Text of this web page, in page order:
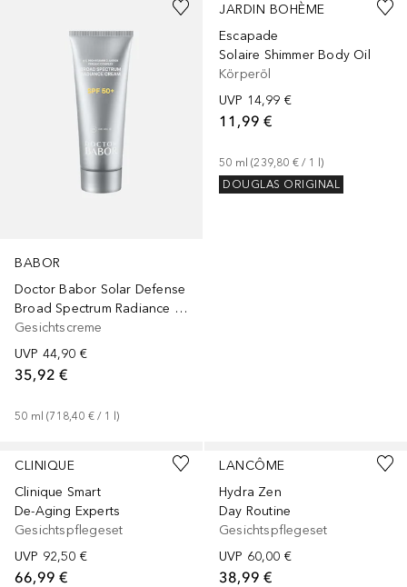
BABOR
Doctor Babor Solar Defense
Broad Spectrum Radiance Cream SPF 50+
Gesichtscreme
UVP 44,90 €
35,92 €
50 ml (718,40 € / 1 l)
JARDIN BOHÈME
Escapade
Solaire Shimmer Body Oil
Körperöl
UVP 14,99 €
11,99 €
50 ml (239,80 € / 1 l)
DOUGLAS ORIGINAL
CLINIQUE
Clinique Smart
De-Aging Experts
Gesichtspflegeset
UVP 92,50 €
66,99 €
LANCÔME
Hydra Zen
Day Routine
Gesichtspflegeset
UVP 60,00 €
38,99 €